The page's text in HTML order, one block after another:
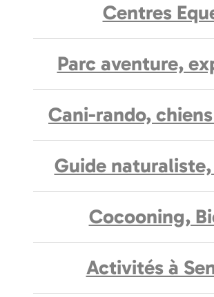
Centres
Parc aventure,
Cani-rando,
Guide
Cocooning,
Activités à